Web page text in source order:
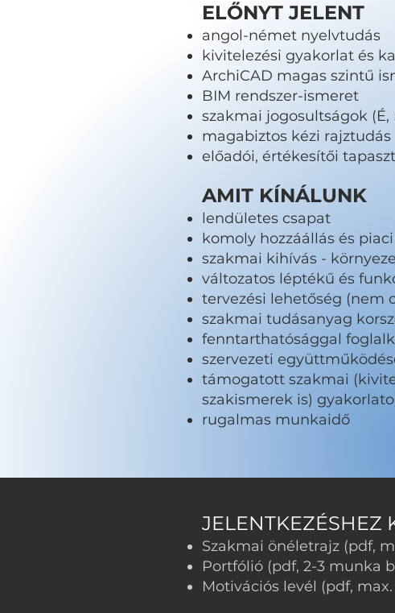
ELŐNYT JELENT
angol-német nyelvtudás
kivitelezési gyakorlat és
ArchiCAD magas szintű
BIM rendszer-ismeret
szakmai jogosultságok (É,
magabiztos kézi rajztudás
előadói, értékesítői
AMIT KÍNÁLUNK
lendületes csapat
komoly hozzáállás és
szakmai kihívás -
változatos léptékű és
tervezési lehetőség (nem
szakmai tudásanyag
fenntarthatósággal
szervezeti
támogatott szakmai
szakismerek is)
rugalmas munkaidő
JELENTKEZÉSHEZ
Szakmai önéletrajz (pdf,
Portfólió (pdf, 2-3 munka
Motivációs levél (pdf,